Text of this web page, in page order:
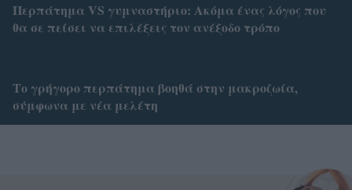
Περπάτημα VS γυμναστήριο: Ακόμα ένας λόγος που
θα σε πείσει να επιλέξεις τον ανέξοδο τρόπο
Το γρήγορο περπάτημα βοηθά στην μακροζωία,
σύμφωνα με νέα μελέτη